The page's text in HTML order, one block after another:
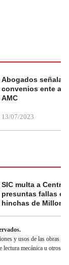
Abogados
convenios ente
AMC
13/07/2023
SIC multa a
presuntas fallas
hinchas de
y usos de las obras
lectura mecánica u otros